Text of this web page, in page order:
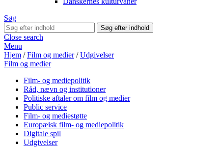
Søg
Close search
Menu
Hjem /Film og medier/Udgivelser
Film og medier
Film- og mediepolitik
Råd, nævn og institutioner
Politiske aftaler om film og medier
Public service
Film- og mediestøtte
Europæisk film- og mediepolitik
Digitale spil
Udgivelser